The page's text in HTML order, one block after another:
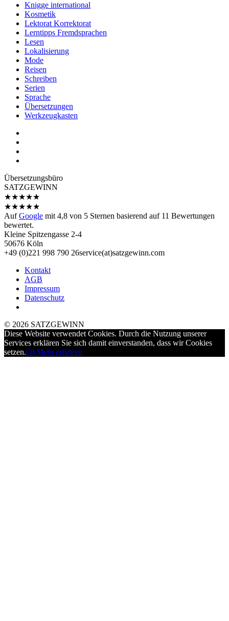
Knigge international
Kosmetik
Lektorat Korrektorat
Lerntipps Fremdsprachen
Lesen
Lokalisierung
Mode
Reisen
Schreiben
Serien
Sprache
Übersetzungen
Werkzeugkasten
Übersetzungs­büro
SATZGEWINN
★★★★★
★★★★★
AufGoogle mit 4,8 von 5 Sternen basierend auf 11 Bewertungen
bewertet.
Kleine Spitzengasse 2-4
50676 Köln
+49 (0)221 998 790 26service(at)satz­gewinn.com
Kontakt
AGB
Impressum
Datenschutz
© 2026 SATZGEWINN
Diese Website verwendet Cookies. Durch die Nutzung unserer
Services erklären Sie sich damit einverstanden, dass wir Cookies
setzen.OkMehr erfahren